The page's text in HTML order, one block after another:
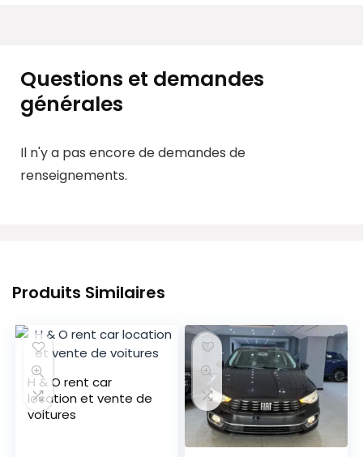
Questions et demandes
générales
Il n'y a pas encore de demandes de
renseignements.
Produits Similaires
H & O rent car
location et vente de
voitures